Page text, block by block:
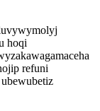
hoqi
refuni